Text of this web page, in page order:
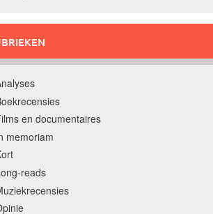
en documentaires
memoriam
reads